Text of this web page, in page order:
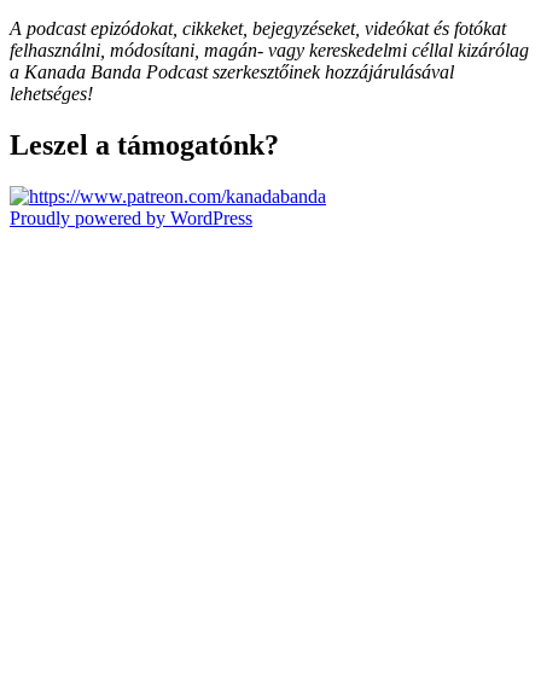
A podcast epizódokat, cikkeket, bejegyzéseket, videókat és fotókat
felhasználni, módosítani, magán- vagy kereskedelmi céllal kizárólag
a Kanada Banda Podcast szerkesztőinek hozzájárulásával
lehetséges!
Leszel a támogatónk?
Proudly powered by WordPress